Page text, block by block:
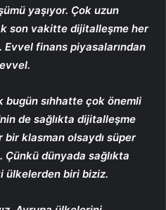
yaşıyor. Çok uzun
son vakitte dijitalleşme her
finans piyasalarından
sıhhatte çok önemli
de sağlıkta dijitalleşme
bir klasman olsaydı süper
dünyada sağlıkta
ülkelerden biri biziz.